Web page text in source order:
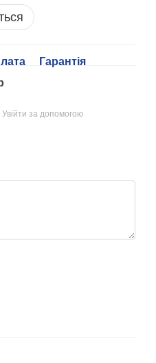
Гарантія
Увійти за допомогою